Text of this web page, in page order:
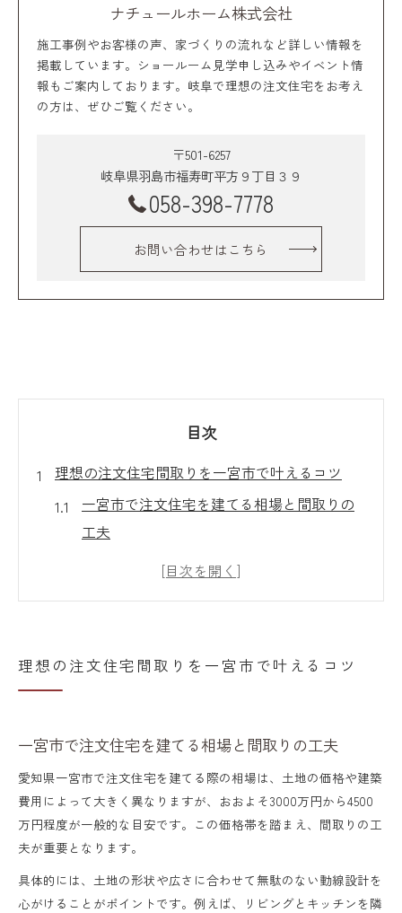
ナチュールホーム株式会社
施工事例やお客様の声、家づくりの流れなど詳しい情報を
掲載しています。ショールーム見学申し込みやイベント情
報もご案内しております。岐阜で理想の注文住宅をお考え
の方は、ぜひご覧ください。
〒501-6257
岐阜県羽島市福寿町平方９丁目３９
058-398-7778
お問い合わせはこちら
目次
理想の注文住宅間取りを一宮市で叶えるコツ
一宮市で注文住宅を建てる相場と間取りの
工夫
注文住宅の設計で重視すべき間取りの考え
注文住宅の予算計画に役立つ一宮市の費用
相場
無理のない注文住宅予算シミュレーション
のコツ
例
理想の注文住宅間取りを一宮市で叶えるコツ
一宮市で注文住宅を建てる相場と間取りの工夫
愛知県一宮市で注文住宅を建てる際の相場は、土地の価格や建築
費用によって大きく異なりますが、おおよそ3000万円から4500
万円程度が一般的な目安です。この価格帯を踏まえ、間取りの工
夫が重要となります。
具体的には、土地の形状や広さに合わせて無駄のない動線設計を
心がけることがポイントです。例えば、リビングとキッチンを隣